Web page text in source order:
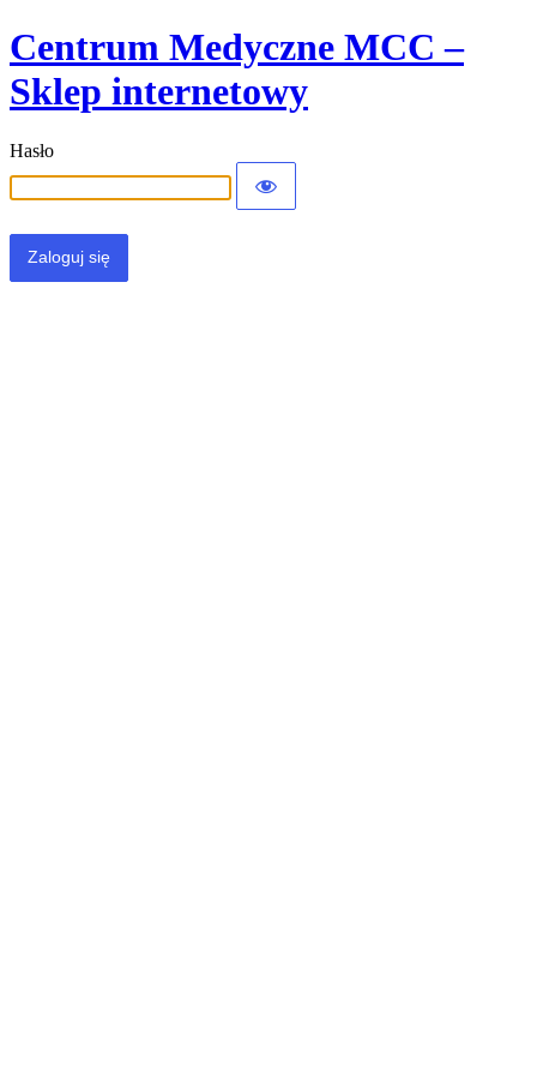
Centrum Medyczne MCC –
Sklep internetowy
Hasło